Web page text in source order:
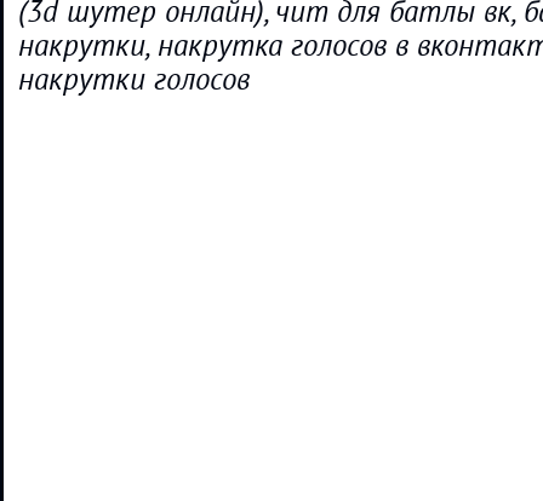
(3d шутер онлайн), чит для батлы вк,
накрутки, накрутка голосов в
накрутки голосов